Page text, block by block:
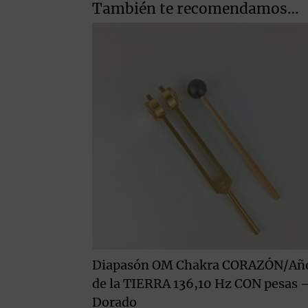
260,00 €.157,00 €.
También te recomendamos…
Diapasón OM Chakra CORAZÓN/
de la TIERRA 136,10 Hz CON pesas
Dorado